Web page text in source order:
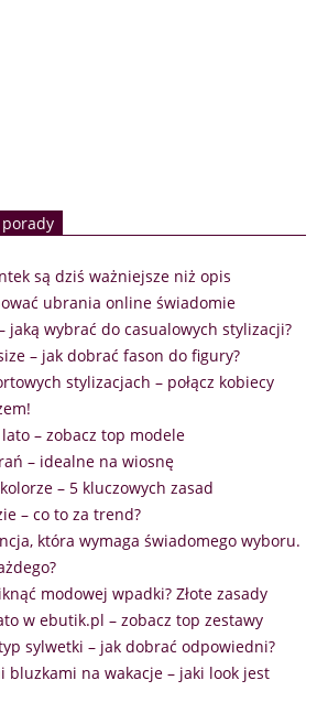
są dziś ważniejsze niż opis
ubrania online świadomie
jaką wybrać do casualowych stylizacji?
– jak dobrać fason do figury?
stylizacjach – połącz kobiecy
– zobacz top modele
– idealne na wiosnę
– 5 kluczowych zasad
– co to za trend?
która wymaga świadomego wyboru.
modowej wpadki? Złote zasady
w ebutik.pl – zobacz top zestawy
sylwetki – jak dobrać odpowiedni?
bluzkami na wakacje – jaki look jest